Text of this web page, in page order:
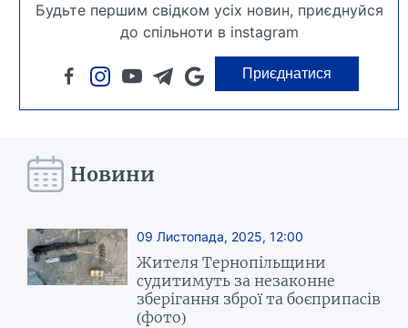
Будьте першим свідком усіх новин, приєднуйся
до спільноти в instagram
Приєднатися
Новини
09 Листопада, 2025, 12:00
Жителя Тернопільщини
судитимуть за незаконне
зберігання зброї та боєприпасів
(фото)